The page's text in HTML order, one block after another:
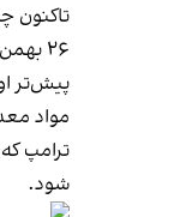
تاکنون
۲۶ بهمن، گفت‌وگوهای زلنسکی و جی‌دی ونس، معاون رییس‌جمهوری آمریکا، در مونیخ، بدون اعلام توافق درباره استخراج آمریکا از معادن اوکراین پایان یافت.
پیش‌تر
مواد
شود.